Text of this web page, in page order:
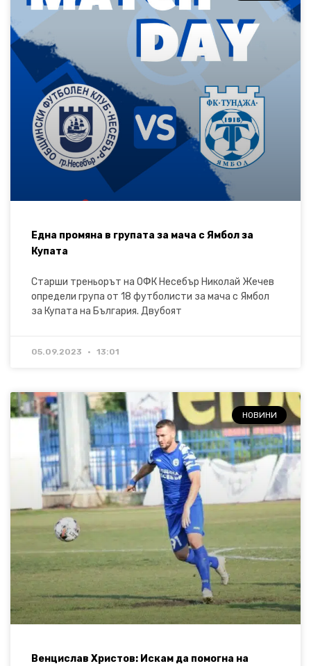
Една промяна в групата за мача с Ямбол за
Купата
Старши треньорът на ОФК Несебър Николай Жечев
определи група от 18 футболисти за мача с Ямбол
за Купата на България. Двубоят
05.09.2023 13:01
НОВИНИ
Венцислав Христов: Искам да помогна на